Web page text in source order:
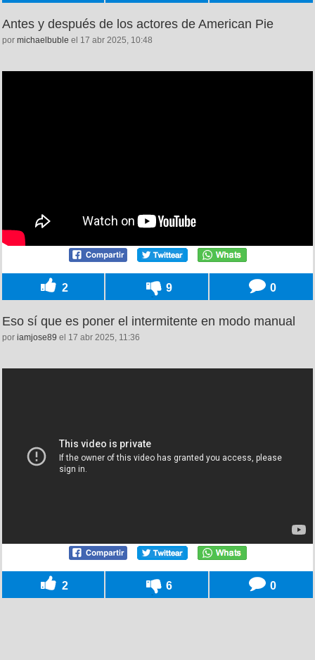
Antes y después de los actores de American Pie
por michaelbuble el 17 abr 2025, 10:48
2 9 0
Eso sí que es poner el intermitente en modo manual
por iamjose89 el 17 abr 2025, 11:36
2 6 0